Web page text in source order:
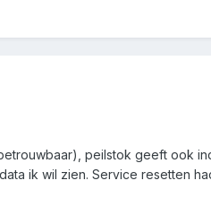
peilstok geeft ook
ik wil zien. Service resetten